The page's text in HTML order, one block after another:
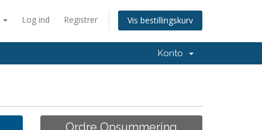
Log ind Registrer Vis bestillingskurv
Konto